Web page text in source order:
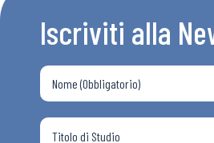
Iscriviti alla